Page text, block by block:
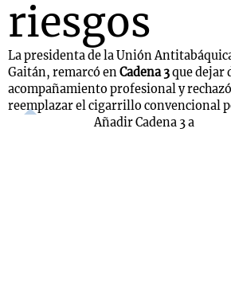
riesgos
La presidenta de la Unión
Gaitán, remarcó enCadena 3que dejar
acompañamiento profesional y
reemplazar el cigarrillo convencional
Añadir Cadena 3 a